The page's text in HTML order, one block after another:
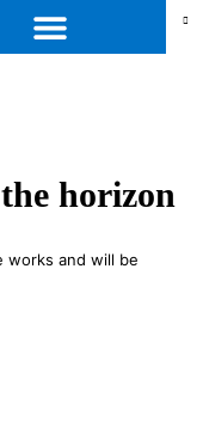
horizon
works and will be